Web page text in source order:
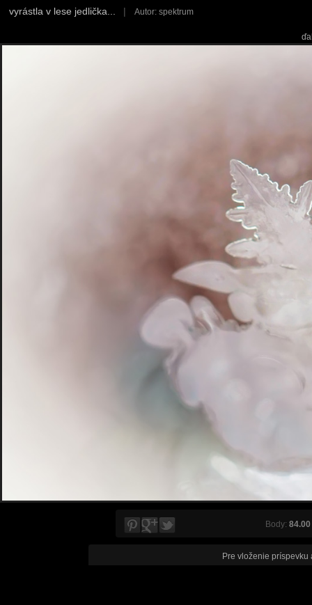
vyrástla v lese jedlička... | Autor: spektrum
Body: 84.00
Pre vloženie